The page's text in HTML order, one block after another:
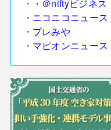
・ ・＠niftyビジネス
・ ニコニコニュース
・ プレみや
・ マピオンニュース